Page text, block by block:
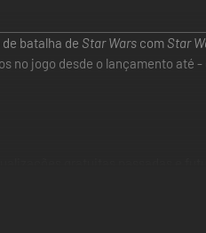
batalha de Star Wars com Star
no jogo desde o lançamento até
seis aparências Lendárias
soldados